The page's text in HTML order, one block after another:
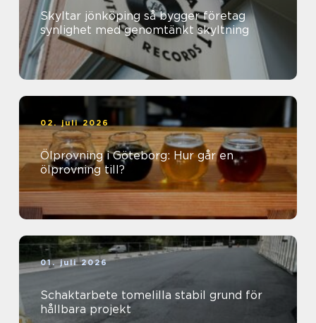
Skyltar jönköping så bygger företag
synlighet med genomtänkt skyltning
02. juli 2026
Ölprovning i Göteborg: Hur går en
ölprovning till?
01. juli 2026
Schaktarbete tomelilla stabil grund för
hållbara projekt